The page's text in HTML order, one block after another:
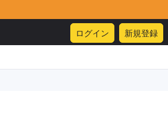
ログイン 新規登録